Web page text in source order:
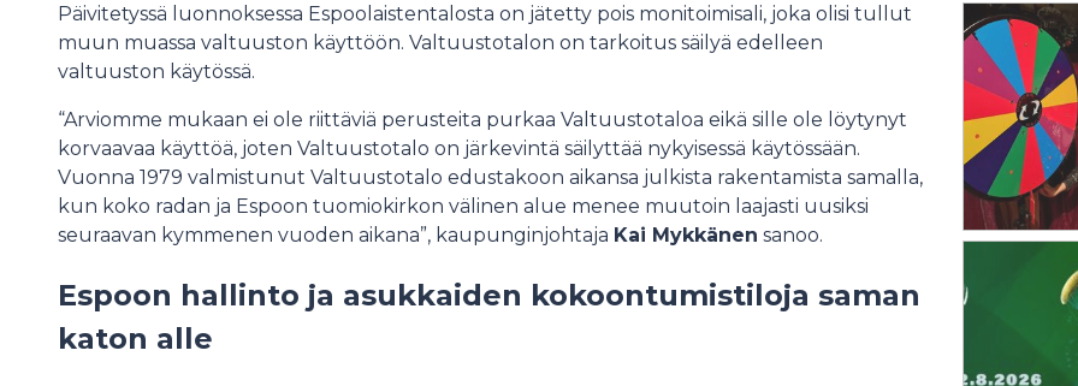
Päivitetyssä luonnoksessa Espoolaistentalosta on jätetty pois monitoimisali, joka olisi tullut
muun muassa valtuuston käyttöön. Valtuustotalon on tarkoitus säilyä edelleen
valtuuston käytössä.
“Arviomme mukaan ei ole riittäviä perusteita purkaa Valtuustotaloa eikä sille ole löytynyt
korvaavaa käyttöä, joten Valtuustotalo on järkevintä säilyttää nykyisessä käytössään.
Vuonna 1979 valmistunut Valtuustotalo edustakoon aikansa julkista rakentamista samalla,
kun koko radan ja Espoon tuomiokirkon välinen alue menee muutoin laajasti uusiksi
seuraavan kymmenen vuoden aikana”, kaupunginjohtaja Kai Mykkänen sanoo.
Espoon hallinto ja asukkaiden kokoontumistiloja saman
katon alle